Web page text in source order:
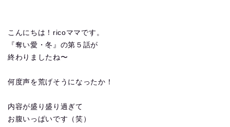
こんにちは！ricoママです。
『奪い愛・冬』の第５話が
終わりましたね〜
何度声を荒げそうになったか！
内容が盛り盛り過ぎて
お腹いっぱいです（笑）